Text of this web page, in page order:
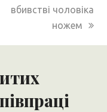
вбивстві чоловіка
ножем